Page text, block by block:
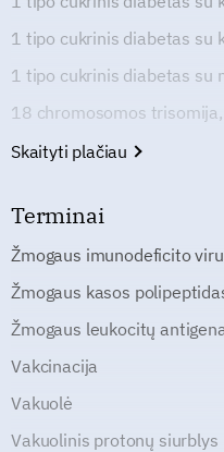
1 tipo cukrinis diabetas su
1 tipo cukrinis diabetas su
18 chromosomos
Skaityti plačiau
Terminai
Žmogaus imunodeficito
Žmogaus kasos
Žmogaus leukocitų
Vakcinacija
Vakuolė
Vakuolinis protonų siurblys